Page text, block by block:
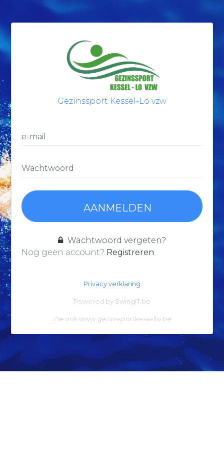
Gezinssport Kessel-Lo vzw
AANMELDEN
Wachtwoord vergeten?
Nog geen account? Registreren
Privacy verklaring
Powered by SwingIT.be
Zie ook www.gezinssportkessello.be